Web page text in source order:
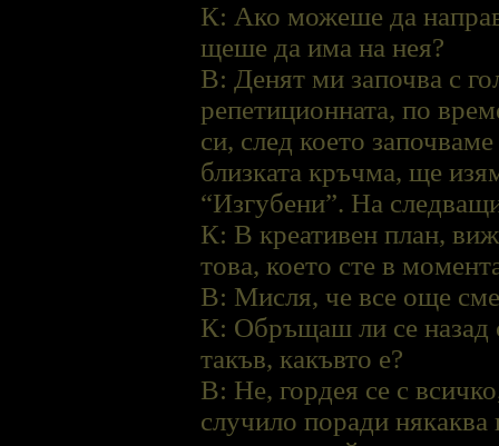
К: Ако можеше да
щеше да има на нея?
В: Денят ми започва с
репетиционната, по
си, след което
близката кръчма, ще
“Изгубени”. На
К: В креативен план,
това, което сте в
В: Мисля, че все още
К: Обръщаш ли се назад
такъв, какъвто е?
В: Не, гордея се с
случило поради